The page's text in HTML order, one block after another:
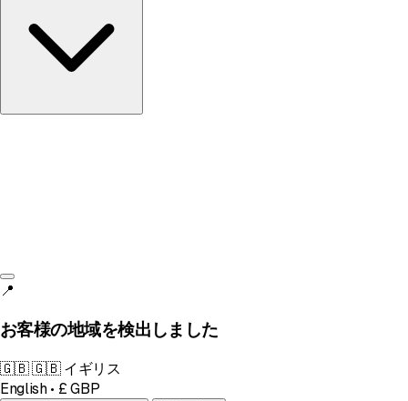
📍
お客様の地域を検出しました
🇬🇧🇬🇧 イギリス
English • £ GBP